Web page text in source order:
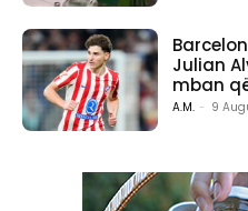
Julian
mban
A.M. - 9